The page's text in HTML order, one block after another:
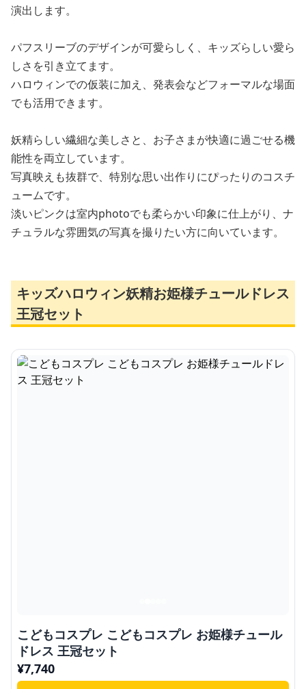
演出します。
パフスリーブのデザインが可愛らしく、キッズらしい愛ら
しさを引き立てます。
ハロウィンでの仮装に加え、発表会などフォーマルな場面
でも活用できます。
妖精らしい繊細な美しさと、お子さまが快適に過ごせる機
能性を両立しています。
写真映えも抜群で、特別な思い出作りにぴったりのコスチ
ュームです。
淡いピンクは室内photoでも柔らかい印象に仕上がり、ナ
チュラルな雰囲気の写真を撮りたい方に向いています。
キッズハロウィン妖精お姫様チュールドレス
王冠セット
こどもコスプレ こどもコスプレ お姫様チュール
ドレス 王冠セット
¥7,740